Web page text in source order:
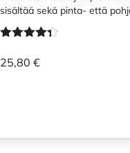
sisältää sekä pinta- että
tuotteesta:
4.29/ 5
25,80€